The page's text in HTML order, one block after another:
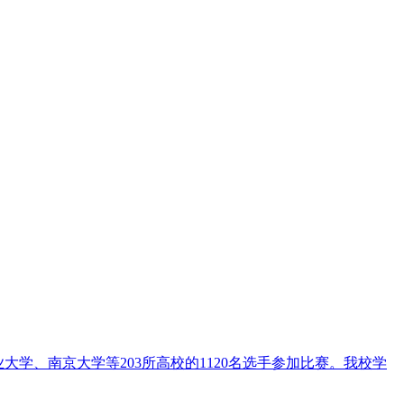
学、南京大学等203所高校的1120名选手参加比赛。我校学